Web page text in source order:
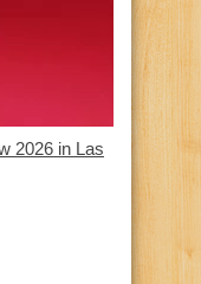
2026 in Las